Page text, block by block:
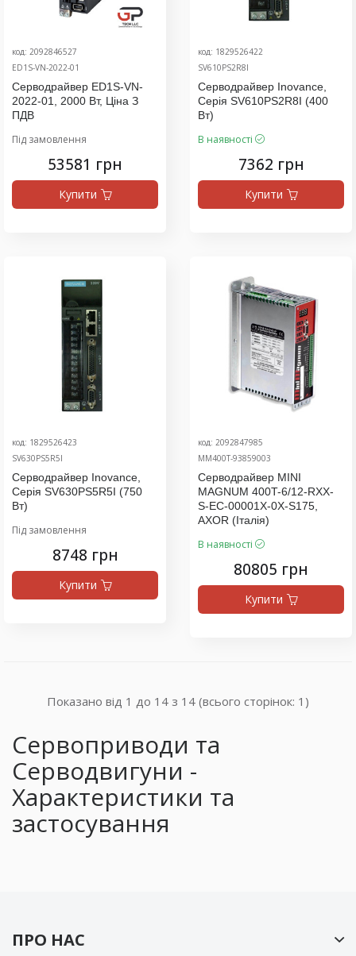
код: 2092846527
ED1S-VN-2022-01
Серводрайвер ED1S-VN-
2022-01, 2000 Вт, Ціна З
ПДВ
Під замовлення
53581 грн
Купити
код: 1829526422
SV610PS2R8I
Серводрайвер Inovance,
Серія SV610PS2R8I (400
Вт)
В наявності
7362 грн
Купити
код: 1829526423
SV630PS5R5I
Серводрайвер Inovance,
Серія SV630PS5R5I (750
Вт)
Під замовлення
8748 грн
Купити
код: 2092847985
MM400T-93859003
Серводрайвер MINI
MAGNUM 400T-6/12-RXX-
S-EC-00001X-0X-S175,
AXOR (Італія)
В наявності
80805 грн
Купити
Показано від 1 до 14 з 14 (всього сторінок: 1)
Сервоприводи та
Серводвигуни -
Характеристики та
застосування
ПРО НАС